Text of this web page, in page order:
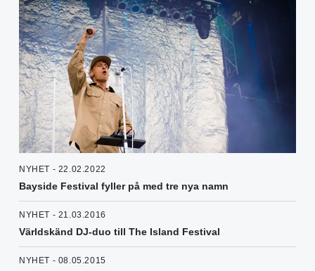
NYHET - 22.02.2022
Bayside Festival fyller på med tre nya namn
NYHET - 21.03.2016
Världskänd DJ-duo till The Island Festival
NYHET - 08.05.2015